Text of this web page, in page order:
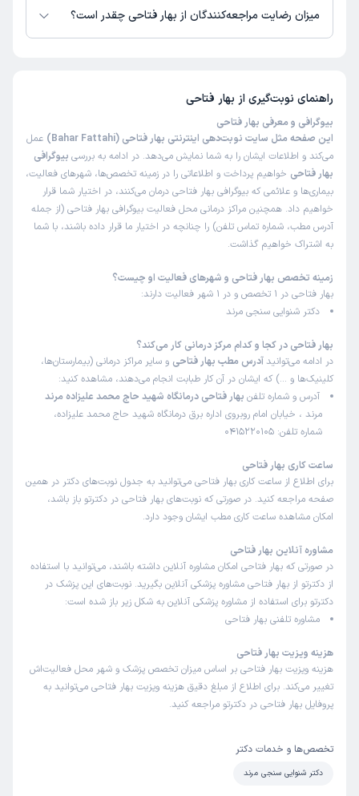
میزان رضایت مراجعه‌کنندگان از بهار فتاحی چقدر است؟
راهنمای نوبت‌گیری از بهار فتاحی
بیوگرافی و معرفی بهار فتاحی
این صفحه مثل سایت نوبت‌دهی اینترنتی بهار فتاحی (Bahar Fattahi)
عمل
می‌کند و اطلاعات ایشان را به شما نمایش می‌دهد. در ادامه به بررسی بیوگرافی
بهار فتاحی خواهیم پرداخت و اطلاعاتی را در زمینه تخصص‌ها، شهرهای فعالیت،
بیماری‌ها و علائمی که بیوگرافی بهار فتاحی درمان می‌کنند، در اختیار شما قرار
خواهیم داد. همچنین مراکز درمانی محل فعالیت بیوگرافی بهار فتاحی (از جمله
آدرس مطب، شماره تماس تلفن) را چنانچه در اختیار ما قرار داده باشند، با شما
به اشتراک خواهیم گذاشت.
زمینه تخصص بهار فتاحی و شهرهای فعالیت او چیست؟
بهار فتاحی در 1 تخصص و در 1 شهر فعالیت دارند:
دکتر شنوایی سنجی مرند
بهار فتاحی در کجا و کدام مرکز درمانی کار می‌کند؟
در ادامه می‌توانید آدرس مطب بهار فتاحی و سایر مراکز درمانی (بیمارستان‌ها،
کلینیک‌ها و …) که ایشان در آن کار طبابت انجام می‌دهند، مشاهده کنید:
آدرس و شماره تلفن بهار فتاحی درمانگاه شهید حاج‌ محمد علیزاده مرند
مرند ، خیابان امام روبروی اداره برق درمانگاه شهید حاج‌ محمد علیزاده،
شماره تلفن: 0415220105
ساعت کاری بهار فتاحی
برای اطلاع از ساعت کاری بهار فتاحی می‌توانید به جدول نوبت‌های دکتر در همین
صفحه مراجعه کنید. در صورتی که نوبت‌های بهار فتاحی در دکترتو باز باشد،
امکان مشاهده ساعت کاری مطب ایشان وجود دارد.
مشاوره آنلاین بهار فتاحی
در صورتی که بهار فتاحی امکان مشاوره آنلاین داشته باشند، می‌توانید با استفاده
از دکترتو از بهار فتاحی مشاوره پزشکی آنلاین بگیرید. نوبت‌های این پزشک در
دکترتو برای استفاده از مشاوره پزشکی آنلاین به شکل زیر باز شده است:
مشاوره تلفنی بهار فتاحی
هزینه ویزیت بهار فتاحی
هزینه ویزیت بهار فتاحی بر اساس میزان تخصص پزشک و شهر محل فعالیت‌اش
تغییر می‌کند. برای اطلاع از مبلغ دقیق هزینه ویزیت بهار فتاحی می‌توانید به
پروفایل بهار فتاحی در دکترتو مراجعه کنید.
تخصص‌ها و خدمات دکتر
دکتر شنوایی سنجی مرند